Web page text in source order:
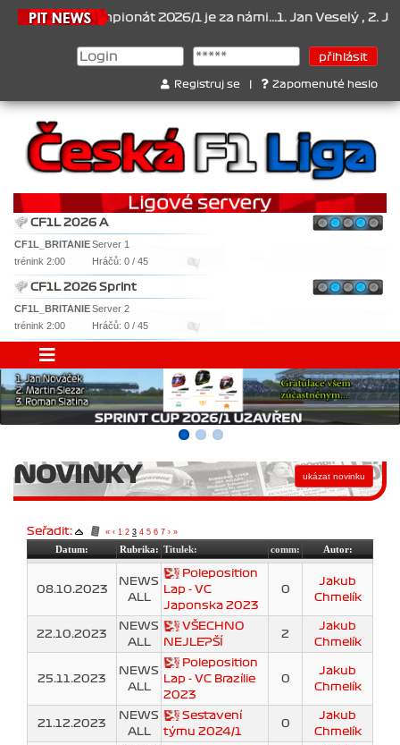
Šampionát 2026/1 je za námi...1. Jan Veselý , 2. Jan
Registruj se Zapomenuté heslo
CF1L 2026 A
CF1L_BRITANIEServer 1
trénink 2:00
Hráčů: 0 / 45
CF1L 2026 Sprint
CF1L_BRITANIEServer 2
trénink 2:00
Hráčů: 0 / 45
NOVINKY
Seřadit: « ‹ 1 2 3 4 5 6 7 › »
Datum: Rubrika: Titulek: comm: Autor:
08.10.2023
NEWS
ALL
Poleposition
Lap - VC
Japonska 2023
0
Jakub
Chmelík
22.10.2023
NEWS
ALL
VŠECHNO
NEJLEPŠÍ
2
Jakub
Chmelík
25.11.2023
NEWS
ALL
Poleposition
Lap - VC Brazílie
2023
0
Jakub
Chmelík
21.12.2023
NEWS
ALL
Sestavení
týmu 2024/1
0
Jakub
Chmelík